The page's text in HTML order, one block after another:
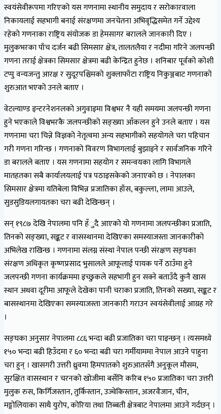
स्वयंसेवीरूपमा गरिएको यस गणनामा स्थानीय समुदाय र सरोकारवाला
निकायलाई सहभागी बनाई संरक्षणमा जनचेतना अभिवृद्धिसमेत गर्ने उद्देश्य
रहेको गणनाका राष्ट्रिय संयोजक डा हेमसागर बरालले जानकारी दिए ।
मुलुकभरका पाँच दर्जन बढी सिमसार क्षेत्र, तालतलैया र नदीमा गरिने जलपन्छी
गणना तराई क्षेत्रका सिमसार क्षेत्रमा बढी केन्द्रित हुनेछ । शनिबार पूर्वको कोशी
टप्पु वन्यजन्तु आरक्ष र सुदूरपश्चिमको शुक्लाफाँटा राष्ट्रिय निकुञ्जबाट गणनाको
शुरुआत भएको उनले बताए ।
वेटल्याण्ड इन्टरनेशनलको अगुवाइमा विश्वभर नै यही समयमा जलपन्छी गणना
हुने भएकाले विश्वभरकै जलपन्छीको सङ्ख्या आँकलन हुने उनले बताए । यस
गणनामा चरा चिन्ने विज्ञको नेतृत्वमा अन्य सहभागीको सहयोगले चरा पहिचान
गरी गणना गरिन्छ । गणनाको विवरण विभागलाई बुझाइने र सार्वजनिक गरिने
डा बरालले बताए । यस गणनामा सहयोग र समन्वयका लागि विभागले
मातहतका सबै कार्यालयलाई पत्र पठाइसकेको जनाएको छ । नेपालका
सिमसार क्षेत्रमा यतिबेला विभिन्न प्रजातिका हाँस, बकुल्ला, लामा आउले,
सुडसुडियलगायतका चरा बढी देखिन्छन् ।
सन् १९८७ देखि नेपालमा पनि हँुदै आएको यो गणनामा जलपन्छीका प्रजाति,
तिनको सङ्ख्या, सङ्कट र वासस्थानमा देखिएका समस्याजस्ता जानकारीको
अभिलेख राखिन्छ । गणनामा संलग्न संस्था नेपाल पन्छी संरक्षण सङ्घका
संरक्षण अधिकृत कृष्णप्रसाद भुसालले आफूलाई पायक पर्ने ठाउँमा हुने
जलपन्छी गणना कार्यक्रममा इच्छुकले सहभागी हुन सक्ने बताउँदै कुनै खास
स्थान अथवा दूरीमा आफूले देखेका पानी चराका प्रजाति, तिनको सख्या, सङ्कट र
बासस्थानमा देखिएका समस्याजस्ता जानकारी गराउन स्वयंसेवीलाई आग्रह गरे
।
सङ्घका अनुसार नेपालमा ८८६ भन्दा बढी प्रजातिका चरा पाइन्छन् । त्यसमध्ये
१५० भन्दा बढी हिउँदमा र ६० भन्दा बढी चरा गर्मीयाममा नेपाल आउने पाहुना
चरा हुन् । खासगरी उत्तरी ध्रुवमा हिमपातको शुरुआतसँगै अनुकूल मौसम,
सुरक्षित वासस्थान र चरनको खोजीमा बर्सेनि करिब १५० प्रजातिका चरा उत्तरी
मुलुक रुस, किर्गिजस्तान, तुर्किस्तान, उज्वेकिस्तान, अजरवैजान, चीन,
मङ्गोलियाका साथै युरोप, कोरिया तथा तिब्बती क्षेत्रबाट नेपालमा आउने गर्दछन् ।